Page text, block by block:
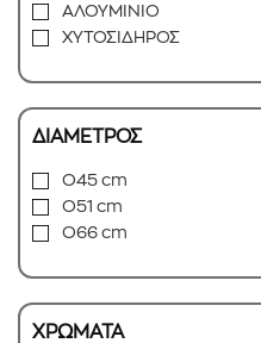
ΑΛΟΥΜΙΝΙΟ
ΧΥΤΟΣΙΔΗΡΟΣ
ΔΙΑΜΕΤΡΟΣ
O45 cm
O51 cm
O66 cm
ΧΡΩΜΑΤΑ